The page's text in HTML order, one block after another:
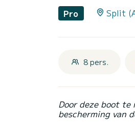
Pro Split
8 pers.
Door deze boot te
bescherming van